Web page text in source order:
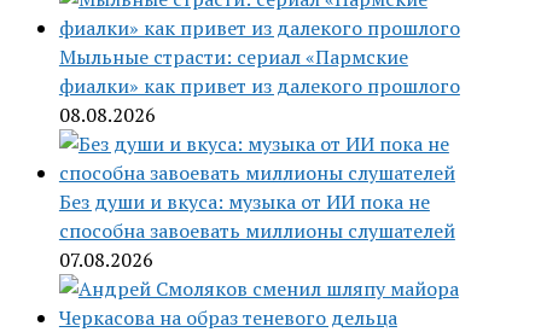
Мыльные страсти: сериал «Пармские
фиалки» как привет из далекого прошлого
08.08.2026
Без души и вкуса: музыка от ИИ пока не
способна завоевать миллионы слушателей
07.08.2026